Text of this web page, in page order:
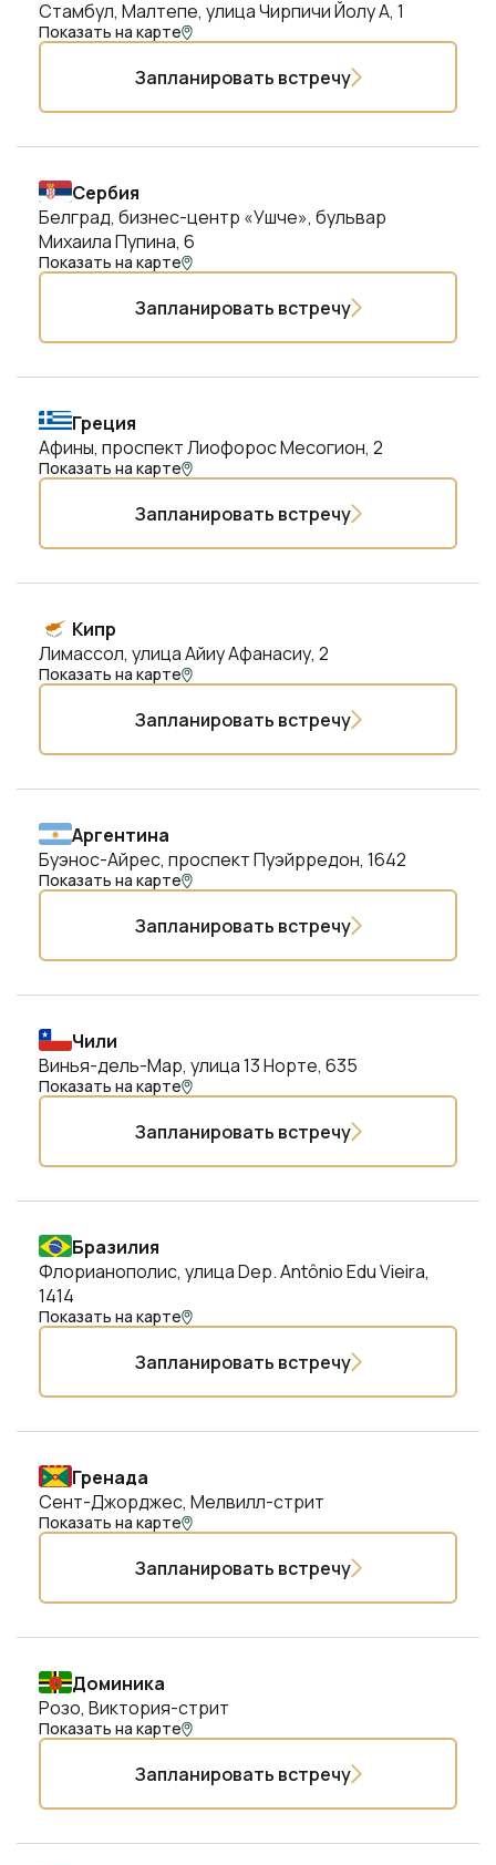
Стамбул, Малтепе, улица Чирпичи Йолу А, 1
Показать на карте
Запланировать встречу
Сербия
Белград, бизнес-центр «Ушче», бульвар
Михаила Пупина, 6
Показать на карте
Запланировать встречу
Греция
Афины, проспект Лиофорос Месогион, 2
Показать на карте
Запланировать встречу
Кипр
Лимассол, улица Айиу Афанасиу, 2
Показать на карте
Запланировать встречу
Аргентина
Буэнос-Айрес, проспект Пуэйрредон, 1642
Показать на карте
Запланировать встречу
Чили
Винья-дель-Мар, улица 13 Норте, 635
Показать на карте
Запланировать встречу
Бразилия
Флорианополис, улица Dep. Antônio Edu Vieira,
1414
Показать на карте
Запланировать встречу
Гренада
Сент-Джорджес, Мелвилл-стрит
Показать на карте
Запланировать встречу
Доминика
Розо, Виктория-стрит
Показать на карте
Запланировать встречу